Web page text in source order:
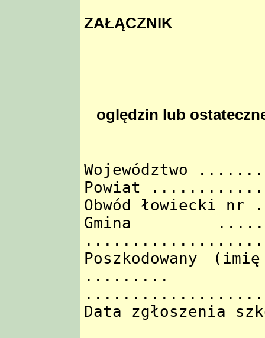
ZAŁĄCZNIK
oględzin lub
Województwo
Powiat
Obwód łowiecki
Gmina
Poszkodowany
.........
Data zgłoszenia